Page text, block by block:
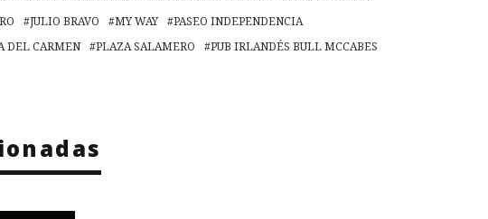
JULIO BRAVO MY WAY
PASEO INDEPENDENCIA
DEL CARMEN PLAZA SALAMERO
PUB IRLANDÉS BULL MCCABES